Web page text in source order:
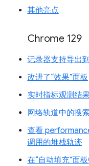
其他亮点
Chrome 129
记录器支持导出
改进了“效果”面板
实时指标观测结
网络轨道中的搜
查看
调用的堆栈轨迹
在“自动填充”面